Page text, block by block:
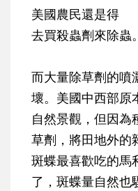
美國農民還是得
去買殺蟲劑來除蟲。
而大量除草劑的噴
壞。美國中西部原
自然景觀，但因為
草劑，將田地外的
斑蝶最喜歡吃的馬
了，斑蝶量自然也